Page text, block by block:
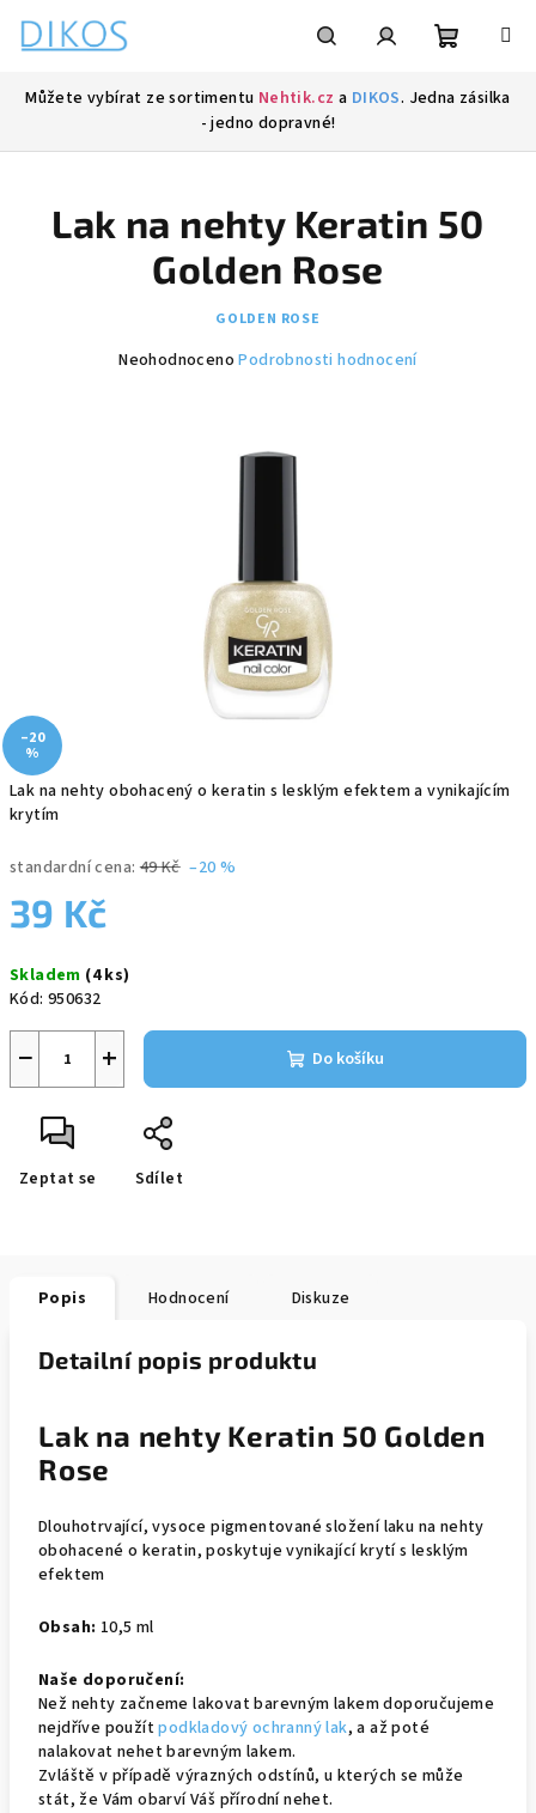
obsah
Můžete vybírat ze sortimentu Nehtik.cz a DIKOS. Jedna zásilka
- jedno dopravné!
Lak na nehty obohacený o keratin s lesklým efektem a vynikajícím
krytím
standardní cena: 49 Kč –20 %
39 Kč
cena:
Skladem (4 ks)
Kód: 950632
+
− Do košíku
Zeptat se Sdílet
Lak na nehty Keratin 50
Golden Rose
GOLDEN ROSE
Průměrné
Neohodnoceno Podrobnosti hodnocení
–20
%
Popis Hodnocení Diskuze
Detailní popis produktu
Lak na nehty Keratin 50 Golden
Rose
Dlouhotrvající, vysoce pigmentované složení laku na nehty
obohacené o keratin, poskytuje vynikající krytí s lesklým
efektem
Obsah: 10,5 ml
Naše doporučení:
Než nehty začneme lakovat barevným lakem doporučujeme
nejdříve použítpodkladový ochranný lak, a až poté
nalakovat nehet barevným lakem.
Zvláště v případě výrazných odstínů, u kterých se může
stát, že Vám obarví Váš přírodní nehet.